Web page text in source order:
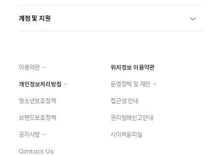
계정 및 지원
이용약관
위치정보 이용약관
개인정보처리방침
운영정책 및 제안
청소년보호정책
접근성 안내
브랜드보호정책
권리침해신고안내
공지사항
사이버윤리실
Contact Us